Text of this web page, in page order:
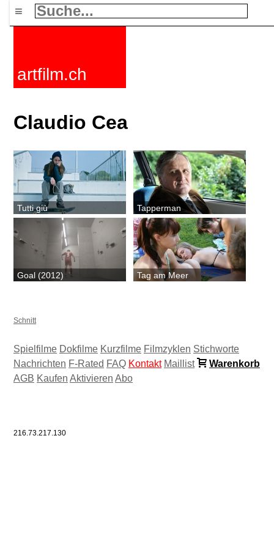
≡
artfilm.ch
Claudio Cea
Tutti giù Tapperman
Goal (2012) Tag am Meer
Schnitt
Spielfilme Dokfilme Kurzfilme Filmzyklen Stichworte
Nachrichten F-Rated FAQ Kontakt Maillist
Warenkorb
AGB Kaufen Aktivieren Abo
216.73.217.130